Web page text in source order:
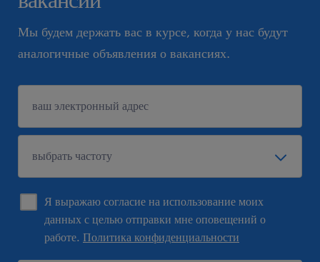
Мы будем держать вас в курсе, когда у нас будут
аналогичные объявления о вакансиях.
Я выражаю согласие на использование моих
данных с целью отправки мне оповещений о
работе. Политика конфиденциальности